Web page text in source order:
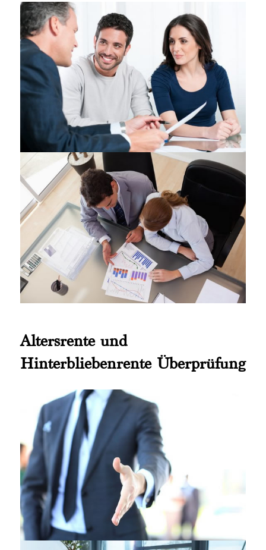
Altersrente und
Hinterbliebenrente Überprüfung